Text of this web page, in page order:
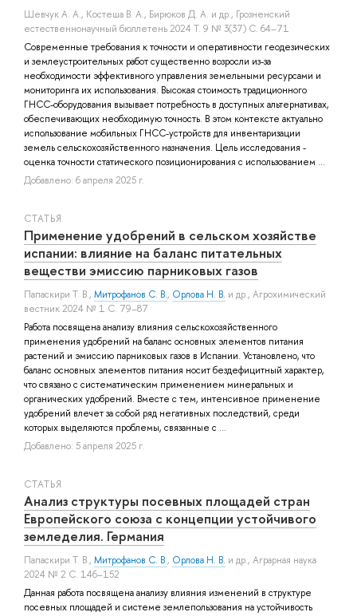
Шевчук А. А., Костеша В. А., Бирюков Д. А. и др., Грозненский
естественнонаучный бюллетень 2024 Т. 9 № 3(37) С. 64–71
Современные требования к точности и оперативности геодезических
и землеустроительных работ существенно возросли из-за
необходимости эффективного управления земельными ресурсами и
мониторинга их использования. Высокая стоимость традиционного
ГНСС-оборудования вызывает потребность в доступных альтернативах,
обеспечивающих необходимую точность. В этом контексте актуально
использование мобильных ГНСС-устройств для инвентаризации
земель сельскохозяйственного назначения. Цель исследования -
оценка точности статического позиционирования с использованием ...
Добавлено: 6 апреля 2025 г.
СТАТЬЯ
Применение удобрений в сельском хозяйстве
испании: влияние на баланс питательных
веществи эмиссию парниковых газов
Папаскири Т. В., Митрофанов С. В., Орлова Н. В. и др., Агрохимический
вестник 2024 № 1 С. 79–87
Работа посвящена анализу влияния сельскохозяйственного
применения удобрений на баланс основных элементов питания
растений и эмиссию парниковых газов в Испании. Установлено, что
баланс основных элементов питания носит бездефицитный характер,
что связано с систематическим применением минеральных и
органических удобрений. Вместе с тем, интенсивное применение
удобрений влечет за собой ряд негативных последствий, среди
которых выделяются проблемы, связанные с ...
Добавлено: 5 апреля 2025 г.
СТАТЬЯ
Анализ структуры посевных площадей стран
Европейского союза с концепции устойчивого
земледелия. Германия
Папаскири Т. В., Митрофанов С. В., Орлова Н. В. и др., Аграрная наука
2024 № 2 С. 146–152
Данная работа посвящена анализу влияния изменений в структуре
посевных площадей и системе землепользования на устойчивость